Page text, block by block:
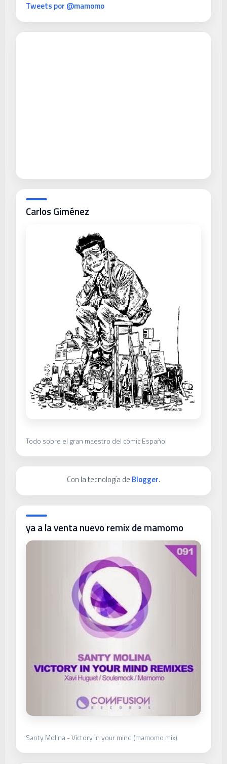
Tweets por @mamomo
Carlos Giménez
Todo sobre el gran maestro del cómic Español
Con la tecnología de Blogger.
ya a la venta nuevo remix de mamomo
Santy Molina - Victory in your mind (mamomo mix)